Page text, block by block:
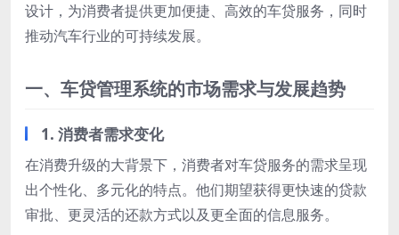
设计，为消费者提供更加便捷、高效的车贷服务，同时
推动汽车行业的可持续发展。
一、车贷管理系统的市场需求与发展趋势
1. 消费者需求变化
在消费升级的大背景下，消费者对车贷服务的需求呈现
出个性化、多元化的特点。他们期望获得更快速的贷款
审批、更灵活的还款方式以及更全面的信息服务。